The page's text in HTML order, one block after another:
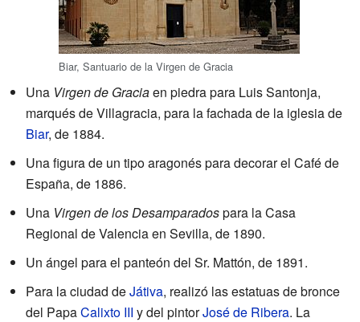
Biar, Santuario de la Virgen de Gracia
Una Virgen de Graciaen piedra para Luis Santonja,
marqués de Villagracia, para la fachada de la iglesia de
Biar, de 1884.
Una figura de un tipo aragonés para decorar el Café de
España, de 1886.
Una Virgen de los Desamparadospara la Casa
Regional de Valencia en Sevilla, de 1890.
Un ángel para el panteón del Sr. Mattón, de 1891.
Para la ciudad deJátiva, realizó las estatuas de bronce
del PapaCalixto III y del pintorJosé de Ribera. La